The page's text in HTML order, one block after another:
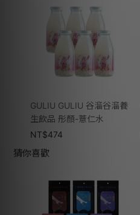
GULIU GULIU 谷溜谷溜養
生飲品 彤顏-薏仁水
NT$474
猜你喜歡